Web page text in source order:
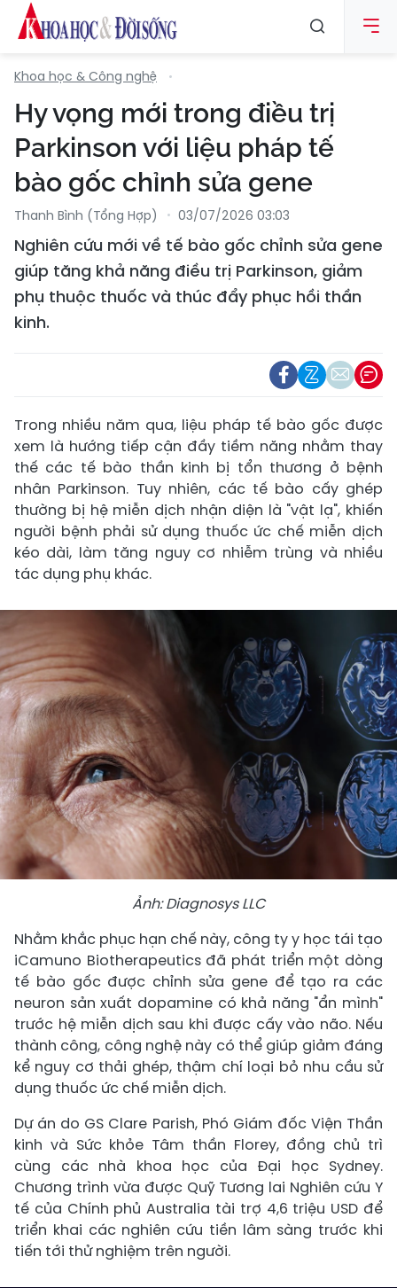
Khoa học & Công nghệ
Hy vọng mới trong điều trị
Parkinson với liệu pháp tế
bào gốc chỉnh sửa gene
Thanh Bình (tổng Hợp) 03/07/2026 03:03
Nghiên cứu mới về tế bào gốc chỉnh sửa gene
giúp tăng khả năng điều trị Parkinson, giảm
phụ thuộc thuốc và thúc đẩy phục hồi thần
kinh.
Trong nhiều năm qua, liệu pháp tế bào gốc được
xem là hướng tiếp cận đầy tiềm năng nhằm thay
thế các tế bào thần kinh bị tổn thương ở bệnh
nhân Parkinson. Tuy nhiên, các tế bào cấy ghép
thường bị hệ miễn dịch nhận diện là "vật lạ", khiến
người bệnh phải sử dụng thuốc ức chế miễn dịch
kéo dài, làm tăng nguy cơ nhiễm trùng và nhiều
tác dụng phụ khác.
Ảnh: Diagnosys LLC
Nhằm khắc phục hạn chế này, công ty y học tái tạo
iCamuno Biotherapeutics đã phát triển một dòng
tế bào gốc được chỉnh sửa gene để tạo ra các
neuron sản xuất dopamine có khả năng "ẩn mình"
trước hệ miễn dịch sau khi được cấy vào não. Nếu
thành công, công nghệ này có thể giúp giảm đáng
kể nguy cơ thải ghép, thậm chí loại bỏ nhu cầu sử
dụng thuốc ức chế miễn dịch.
Dự án do GS Clare Parish, Phó Giám đốc Viện Thần
kinh và Sức khỏe Tâm thần Florey, đồng chủ trì
cùng các nhà khoa học của Đại học Sydney.
Chương trình vừa được Quỹ Tương lai Nghiên cứu Y
tế của Chính phủ Australia tài trợ 4,6 triệu USD để
triển khai các nghiên cứu tiền lâm sàng trước khi
tiến tới thử nghiệm trên người.